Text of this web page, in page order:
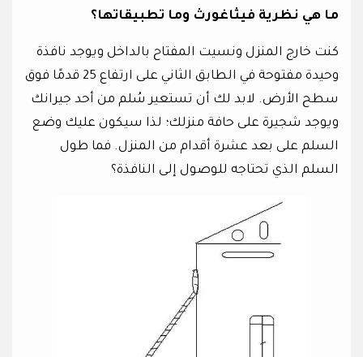
ما هي نظرية فيثاغورث وما تطبيقاتها؟
كنت خارج المنزل ونسيت المفتاح بالداخل ويوجد نافذة
وحيدة مفتوحة في الطابق الثاني على ارتفاع 25 قدمًا فوق
سطح الأرض. لابد لك أن تستعير سُلم من أحد جيرانك
ويوجد شجيرة على حافة منزلك؛ لذا سيكون عليك وضع
السلم على بعد عشرة أقدام من المنزل. فما طول
السلم الذي تحتاجه للوصول إلى النافذة؟